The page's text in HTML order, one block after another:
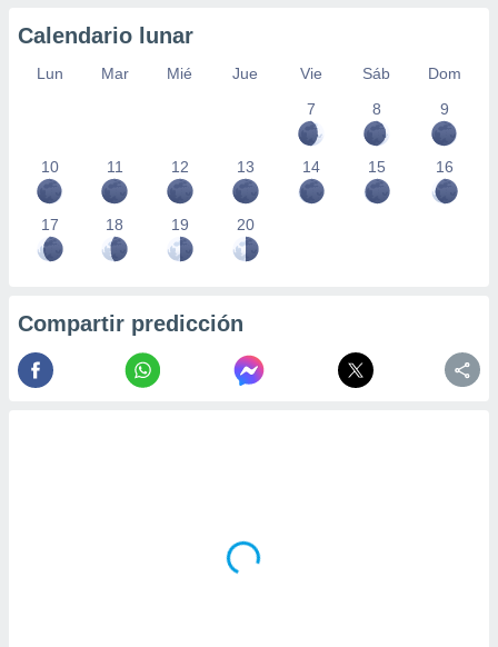
Calendario lunar
Lun Mar Mié Jue Vie Sáb
Dom
7
8 9
10 11 12 13 14 15 16
17 18 19 20
Compartir predicción